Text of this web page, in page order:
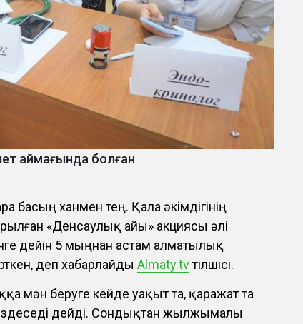
аймағында болған
басың ханмен тең. Қала әкімдігінің
«Денсаулық айы» акциясы әлі
дейін 5 мыңнан астам алматылық
деп хабарлайдыAlmaty.tvтілшісі.
мән беруге кейде уақыт та, қаражат та
дейді. Сондықтан жылжымалы